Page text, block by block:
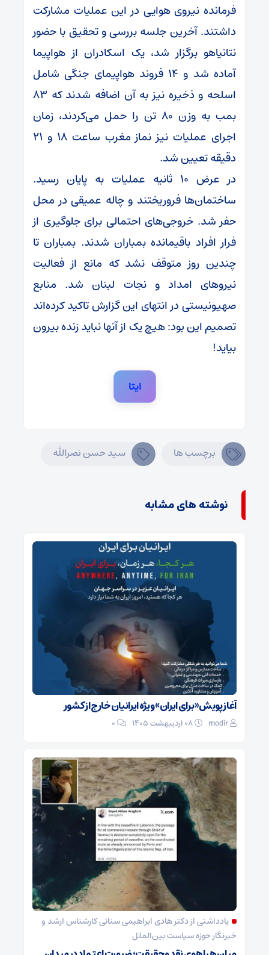
فرمانده نیروی هوایی در این عملیات مشارکت
داشتند. آخرین جلسه بررسی و تحقیق با حضور
نتانیاهو برگزار شد، یک اسکادران از هواپیما
آماده شد و ۱۴ فروند هواپیمای جنگی شامل
اسلحه و ذخیره نیز به آن اضافه شدند که ۸۳
بمب به وزن ۸۰ تن را حمل می‌کردند، زمان
اجرای عملیات نیز نماز مغرب ساعت ۱۸ و ۲۱
دقیقه تعیین شد.
در عرض ۱۰ ثانیه عملیات به پایان رسید.
ساختمان‌ها فروریختند و چاله عمیقی در محل
حفر شد. خروجی‌های احتمالی برای جلوگیری از
فرار افراد باقیمانده بمباران شدند. بمباران تا
چندین روز متوقف نشد که مانع از فعالیت
نیرو‌های امداد و نجات لبنان شد. منابع
صهیونیستی در انتهای این گزارش تاکید کرده‌اند
تصمیم این بود: هیچ یک از آنها نباید زنده بیرون
بیاید!
ایتا
برچسب ها سید حسن نصرالله
نوشته های مشابه
آغاز پویش «برای ایران» ویژه ایرانیان خارج از کشور
modir
0
یادداشتی از دکتر هادی ابراهیمی سنائی کارشناس ارشد و
خبرنگار حوزه سیاست بین‌الملل